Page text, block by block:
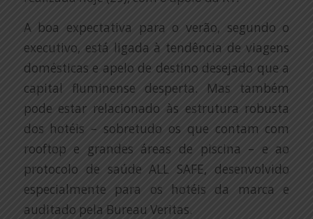
A boa expectativa para o verão, segundo o
executivo, está ligada à tendência de viagens
domésticas e apelo de destino desejado que a
capital fluminense desperta. Mas também
pode estar relacionado às estrutura robusta
dos hotéis – sobretudo os que contam com
rooftop e grandes áreas de piscina – e ao
protocolo de saúde ALL SAFE, desenvolvido
especialmente para os hotéis da marca e
auditado pela Bureau Veritas.